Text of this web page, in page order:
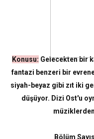
Konusu: Gelecekten bir
fantazi benzeri bir
siyah-beyaz gibi zıt iki
düşüyor. Dizi Ost'u
Bölüm